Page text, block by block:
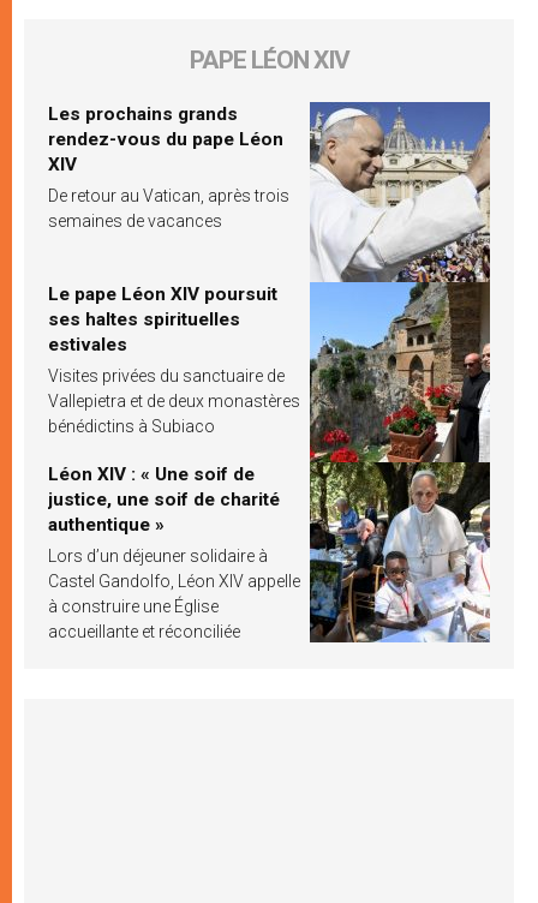
PAPE LÉON XIV
Les prochains grands
rendez-vous du pape Léon
XIV
De retour au Vatican, après trois
semaines de vacances
Le pape Léon XIV poursuit
ses haltes spirituelles
estivales
Visites privées du sanctuaire de
Vallepietra et de deux monastères
bénédictins à Subiaco
Léon XIV : « Une soif de
justice, une soif de charité
authentique »
Lors d’un déjeuner solidaire à
Castel Gandolfo, Léon XIV appelle
à construire une Église
accueillante et réconciliée